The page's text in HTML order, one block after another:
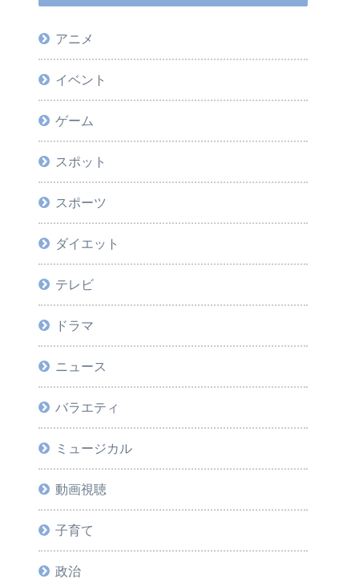
アニメ
イベント
ゲーム
スポット
スポーツ
ダイエット
テレビ
ドラマ
ニュース
バラエティ
ミュージカル
動画視聴
子育て
政治